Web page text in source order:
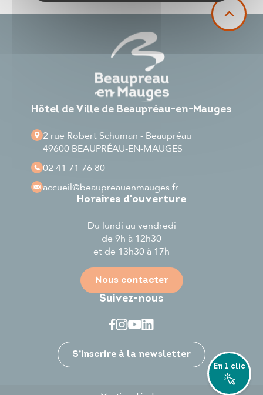
Je participe
Hôtel de Ville de Beaupréau-en-Mauges
2 rue Robert Schuman - Beaupréau
49600 BEAUPRÉAU-EN-MAUGES
02 41 71 76 80
accueil@beaupreauenmauges.fr
Horaires d'ouverture
Du lundi au vendredi
de 9h à 12h30
et de 13h30 à 17h
Nous contacter
Suivez-nous
S’inscrire à la newsletter
En 1 clic